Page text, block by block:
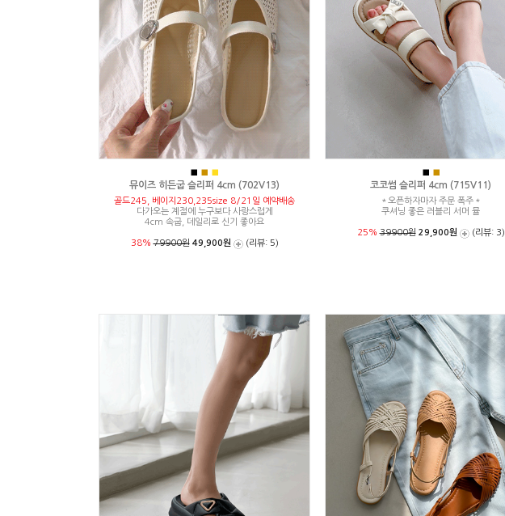
■ ■ ■
뮤이즈 히든굽 슬리퍼 4cm (702V13)
골드245, 베이지230,235size 8/21일 예약배송
다가오는 계절에 누구보다 사랑스럽게
4cm 속굽, 데일리로 신기 좋아요
38%79900원 49,900원 (리뷰: 5)
■ ■
코코썸 슬리퍼 4cm (715V11)
＊오픈하자마자 주문 폭주＊
쿠셔닝 좋은 러블리 서머 뮬
25%39900원 29,900원 (리뷰: 3)